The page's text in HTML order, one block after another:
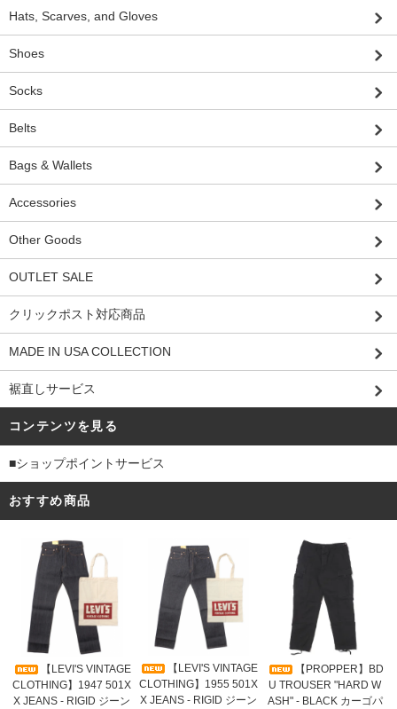
Hats, Scarves, and Gloves
Shoes
Socks
Belts
Bags & Wallets
Accessories
Other Goods
OUTLET SALE
クリックポスト対応商品
MADE IN USA COLLECTION
裾直しサービス
コンテンツを見る
■ショップポイントサービス
おすすめ商品
【LEVI'S VINTAGE
CLOTHING】1947 501X
X JEANS - RIGID ジーン
【LEVI'S VINTAGE
CLOTHING】1955 501X
X JEANS - RIGID ジーン
【PROPPER】BD
U TROUSER "HARD W
ASH" - BLACK カーゴパ